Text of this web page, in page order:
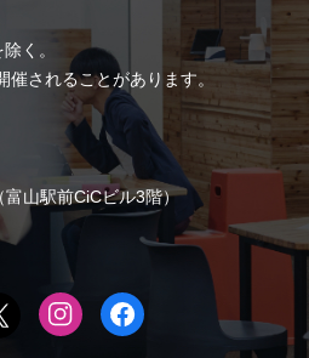
く。
催されることがあります。
山駅前CiCビル3階）